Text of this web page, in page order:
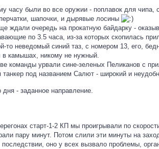
часу были во все оружии - поплавок для чипа,
шапочки, и дырявые лосины
ждали очередь на прокатную байдарку -
по 3.5 часа, из-за которых скопилась
то неведомый синий таз, с номером 13, его,
в камышах, никому не нужный.
команды урвали сине-зеленых Пеликанов с
танкер под названием Салют - широкий и
дня - заданное направление.
старт-1-2 КП мы проигрывали по
пару минут. Потом слили эти минуты на
оно у всех вызвало проблемы,